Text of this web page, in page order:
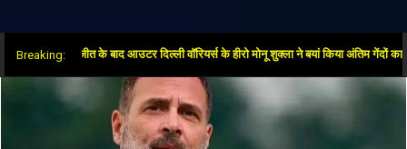
Breaking:
ओवर में जीत के बाद आउटर दिल्ली वॉरियर्स के हीरो मोनू शुक्ला ने बयां किया अंतिम गेंदों का रोमांच